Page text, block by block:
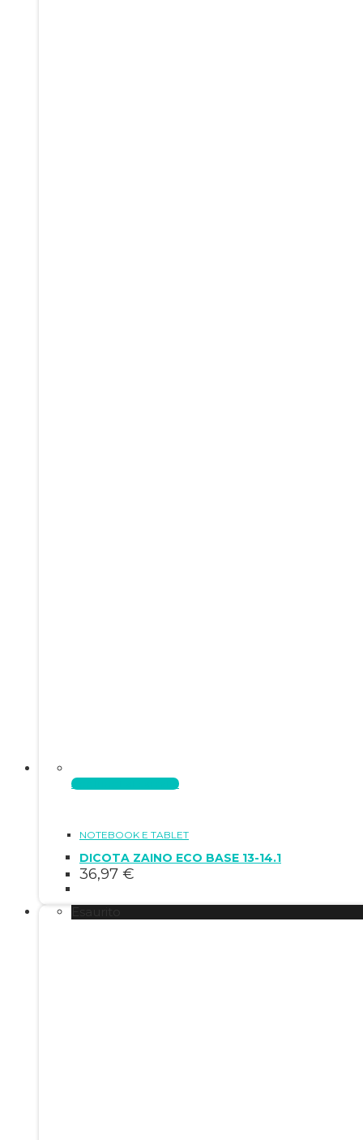
Aggiungi al carrello
NOTEBOOK E TABLET
DICOTA ZAINO ECO BASE 13-14.1
36,97 €
Esaurito